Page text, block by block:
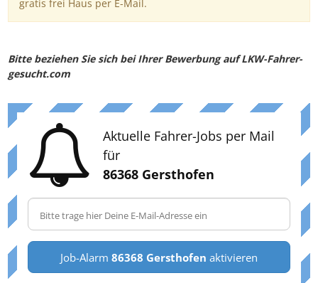
gratis frei Haus per E-Mail.
Bitte beziehen Sie sich bei Ihrer Bewerbung auf LKW-Fahrer-
gesucht.com
Aktuelle Fahrer-Jobs per Mail
für
86368 Gersthofen
Job-Alarm 86368 Gersthofen aktivieren